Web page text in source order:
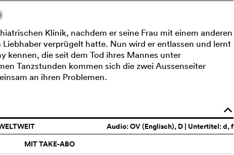
Klinik, nachdem er seine Frau mit einem anderen
verprügelt hatte. Nun wird er entlassen und lernt
kennen, die seit dem Tod ihres Mannes unter
Tanzstunden kommen sich die zwei Aussenseiter
an ihren Problemen.
o
Audio:OV (Englisch), D | Untertitel: d, f
MIT TAKE-ABO